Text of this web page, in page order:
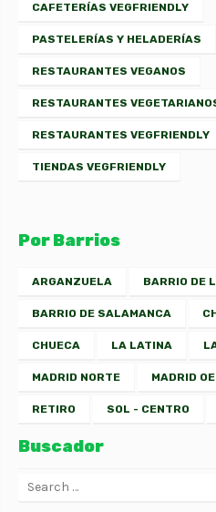
CAFETERÍAS VEGFRIENDLY
PASTELERÍAS Y HELADERÍAS
RESTAURANTES VEGANOS
RESTAURANTES
RESTAURANTES VEGFRIENDLY
TIENDAS VEGFRIENDLY
Por Barrios
ARGANZUELA BARRIO DE
BARRIO DE SALAMANCA
CHUECA LA LATINA
MADRID NORTE MADRID
RETIRO SOL - CENTRO
Buscador